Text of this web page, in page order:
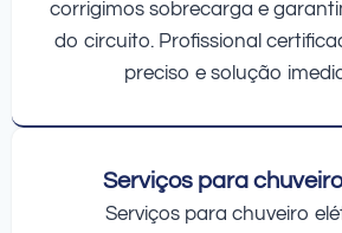
corrigimos sobrecarga e
do circuito. Profissional
preciso e solução
Serviços para
Serviços para chuveiro